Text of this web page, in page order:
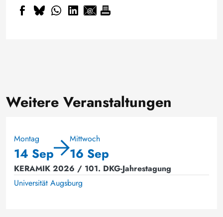
Weitere Veranstaltungen
Montag
14 Sep
Mittwoch
16 Sep
KERAMIK 2026 / 101. DKG-Jahrestagung
Universität Augsburg